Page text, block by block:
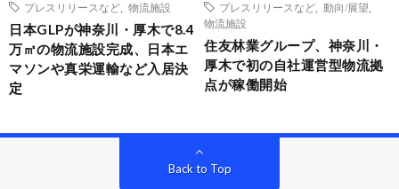
プレスリリースなど
物流施設
日本GLPが神奈川・厚木で8.4
万㎡の物流施設完成、日本エ
マソンや真栄運輸など入居決
定
プレスリリースなど
動向/展望
物流施設
住友林業グループ、神奈川・
厚木で初の自社運営型物流拠
点が稼働開始
Back to Top